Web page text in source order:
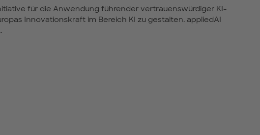
für die Anwendung führender vertrauenswürdiger KI-
Innovationskraft im Bereich KI zu gestalten. appliedAI